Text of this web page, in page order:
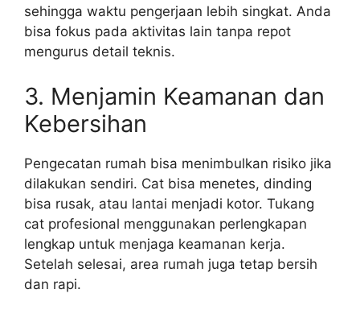
sehingga waktu pengerjaan lebih singkat. Anda
bisa fokus pada aktivitas lain tanpa repot
mengurus detail teknis.
3. Menjamin Keamanan dan
Kebersihan
Pengecatan rumah bisa menimbulkan risiko jika
dilakukan sendiri. Cat bisa menetes, dinding
bisa rusak, atau lantai menjadi kotor. Tukang
cat profesional menggunakan perlengkapan
lengkap untuk menjaga keamanan kerja.
Setelah selesai, area rumah juga tetap bersih
dan rapi.